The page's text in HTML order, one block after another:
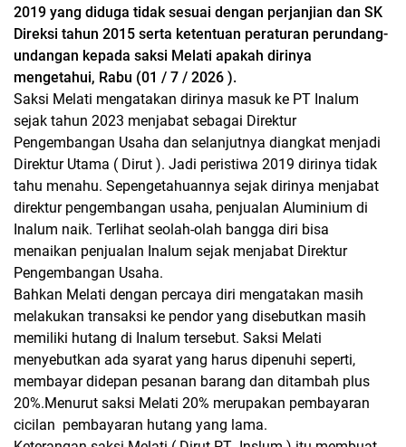
2019 yang diduga tidak sesuai dengan perjanjian dan SK
Direksi tahun 2015 serta ketentuan peraturan perundang-
undangan kepada saksi Melati apakah dirinya
mengetahui, Rabu (01 / 7 / 2026 ).
Saksi Melati mengatakan dirinya masuk ke PT Inalum
sejak tahun 2023 menjabat sebagai Direktur
Pengembangan Usaha dan selanjutnya diangkat menjadi
Direktur Utama ( Dirut ). Jadi peristiwa 2019 dirinya tidak
tahu menahu. Sepengetahuannya sejak dirinya menjabat
direktur pengembangan usaha, penjualan Aluminium di
Inalum naik. Terlihat seolah-olah bangga diri bisa
menaikan penjualan Inalum sejak menjabat Direktur
Pengembangan Usaha.
Bahkan Melati dengan percaya diri mengatakan masih
melakukan transaksi ke pendor yang disebutkan masih
memiliki hutang di Inalum tersebut. Saksi Melati
menyebutkan ada syarat yang harus dipenuhi seperti,
membayar didepan pesanan barang dan ditambah plus
20%.Menurut saksi Melati 20% merupakan pembayaran
cicilan pembayaran hutang yang lama.